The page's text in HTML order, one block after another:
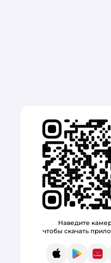
БАРС
Веприпак
Гельминтал
Инсектал
Мильбемакс
Симпарика
Наведите
чтобы скачать
App Store
Google